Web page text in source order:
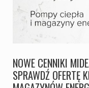
NOWE CENNIKI
SPRAWDŹ OFERTĘ